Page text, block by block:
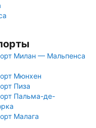
Милан — Мальпенса
Мюнхен
Пиза
Пальма-де-
Малага